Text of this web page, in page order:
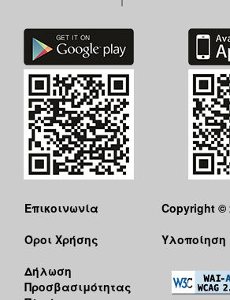
Επικοινωνία
Όροι Χρήσης
Δήλωση
Προσβασιμότητας
Copyright ©
Υλοποίηση